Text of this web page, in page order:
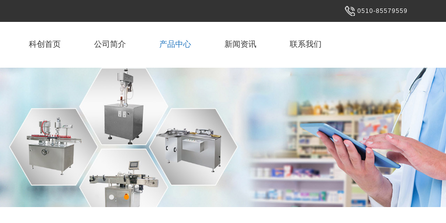
0510-85579559
科创首页 公司简介 产品中心 新闻资讯 联系我们